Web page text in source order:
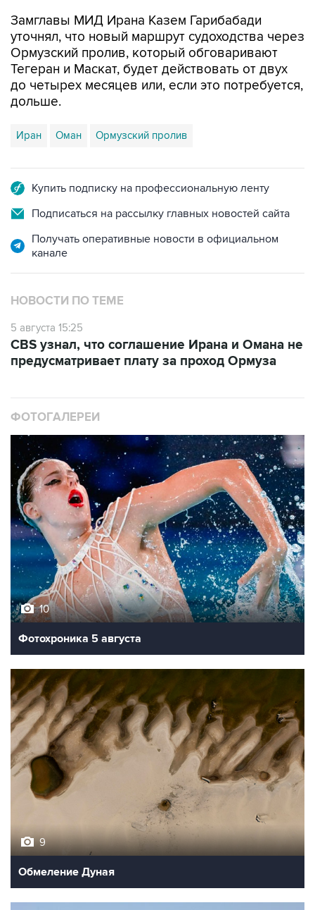
Замглавы МИД Ирана Казем Гарибабади
уточнял, что новый маршрут судоходства через
Ормузский пролив, который обговаривают
Тегеран и Маскат, будет действовать от двух
до четырех месяцев или, если это потребуется,
дольше.
Иран Оман Ормузский пролив
Купить подписку на профессиональную ленту
Подписаться на рассылку главных новостей сайта
Получать оперативные новости в официальном
канале
НОВОСТИ ПО ТЕМЕ
5 августа 15:25
CBS узнал, что соглашение Ирана и Омана не
предусматривает плату за проход Ормуза
ФОТОГАЛЕРЕИ
10
Фотохроника 5 августа
9
Обмеление Дуная